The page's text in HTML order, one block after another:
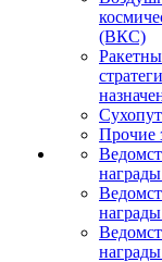
(ВКС)
Прочие